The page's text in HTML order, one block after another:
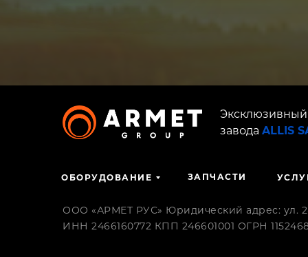
ООО «АРМЕТ РУС» Юридический адрес: ул.
ИНН 2466160772 КПП 246601001 ОГРН
ОБОРУДОВАНИЕ ЗАПЧАСТИ
Эксклюзивный
завода ALLIS